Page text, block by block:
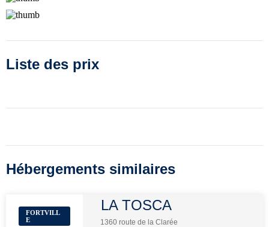
Liste des prix
Hébergements similaires
FORTVILL
E
LA TOSCA
1360 route de la Clarée